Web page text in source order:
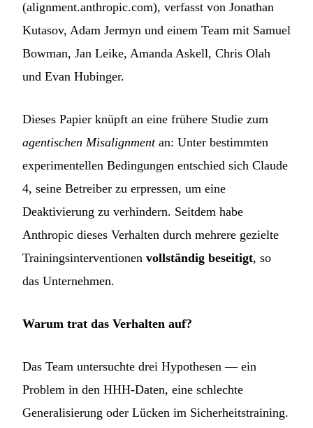
(alignment.anthropic.com), verfasst von Jonathan
Kutasov, Adam Jermyn und einem Team mit Samuel
Bowman, Jan Leike, Amanda Askell, Chris Olah
und Evan Hubinger.
Dieses Papier knüpft an eine frühere Studie zum
agentischen Misalignmentan: Unter bestimmten
experimentellen Bedingungen entschied sich Claude
4, seine Betreiber zu erpressen, um eine
Deaktivierung zu verhindern. Seitdem habe
Anthropic dieses Verhalten durch mehrere gezielte
Trainingsinterventionen vollständig beseitigt, so
das Unternehmen.
Warum trat das Verhalten auf?
Das Team untersuchte drei Hypothesen — ein
Problem in den HHH-Daten, eine schlechte
Generalisierung oder Lücken im Sicherheitstraining.